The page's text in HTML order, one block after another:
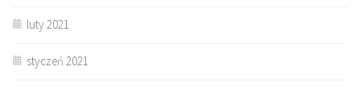
luty 2021
styczeń 2021